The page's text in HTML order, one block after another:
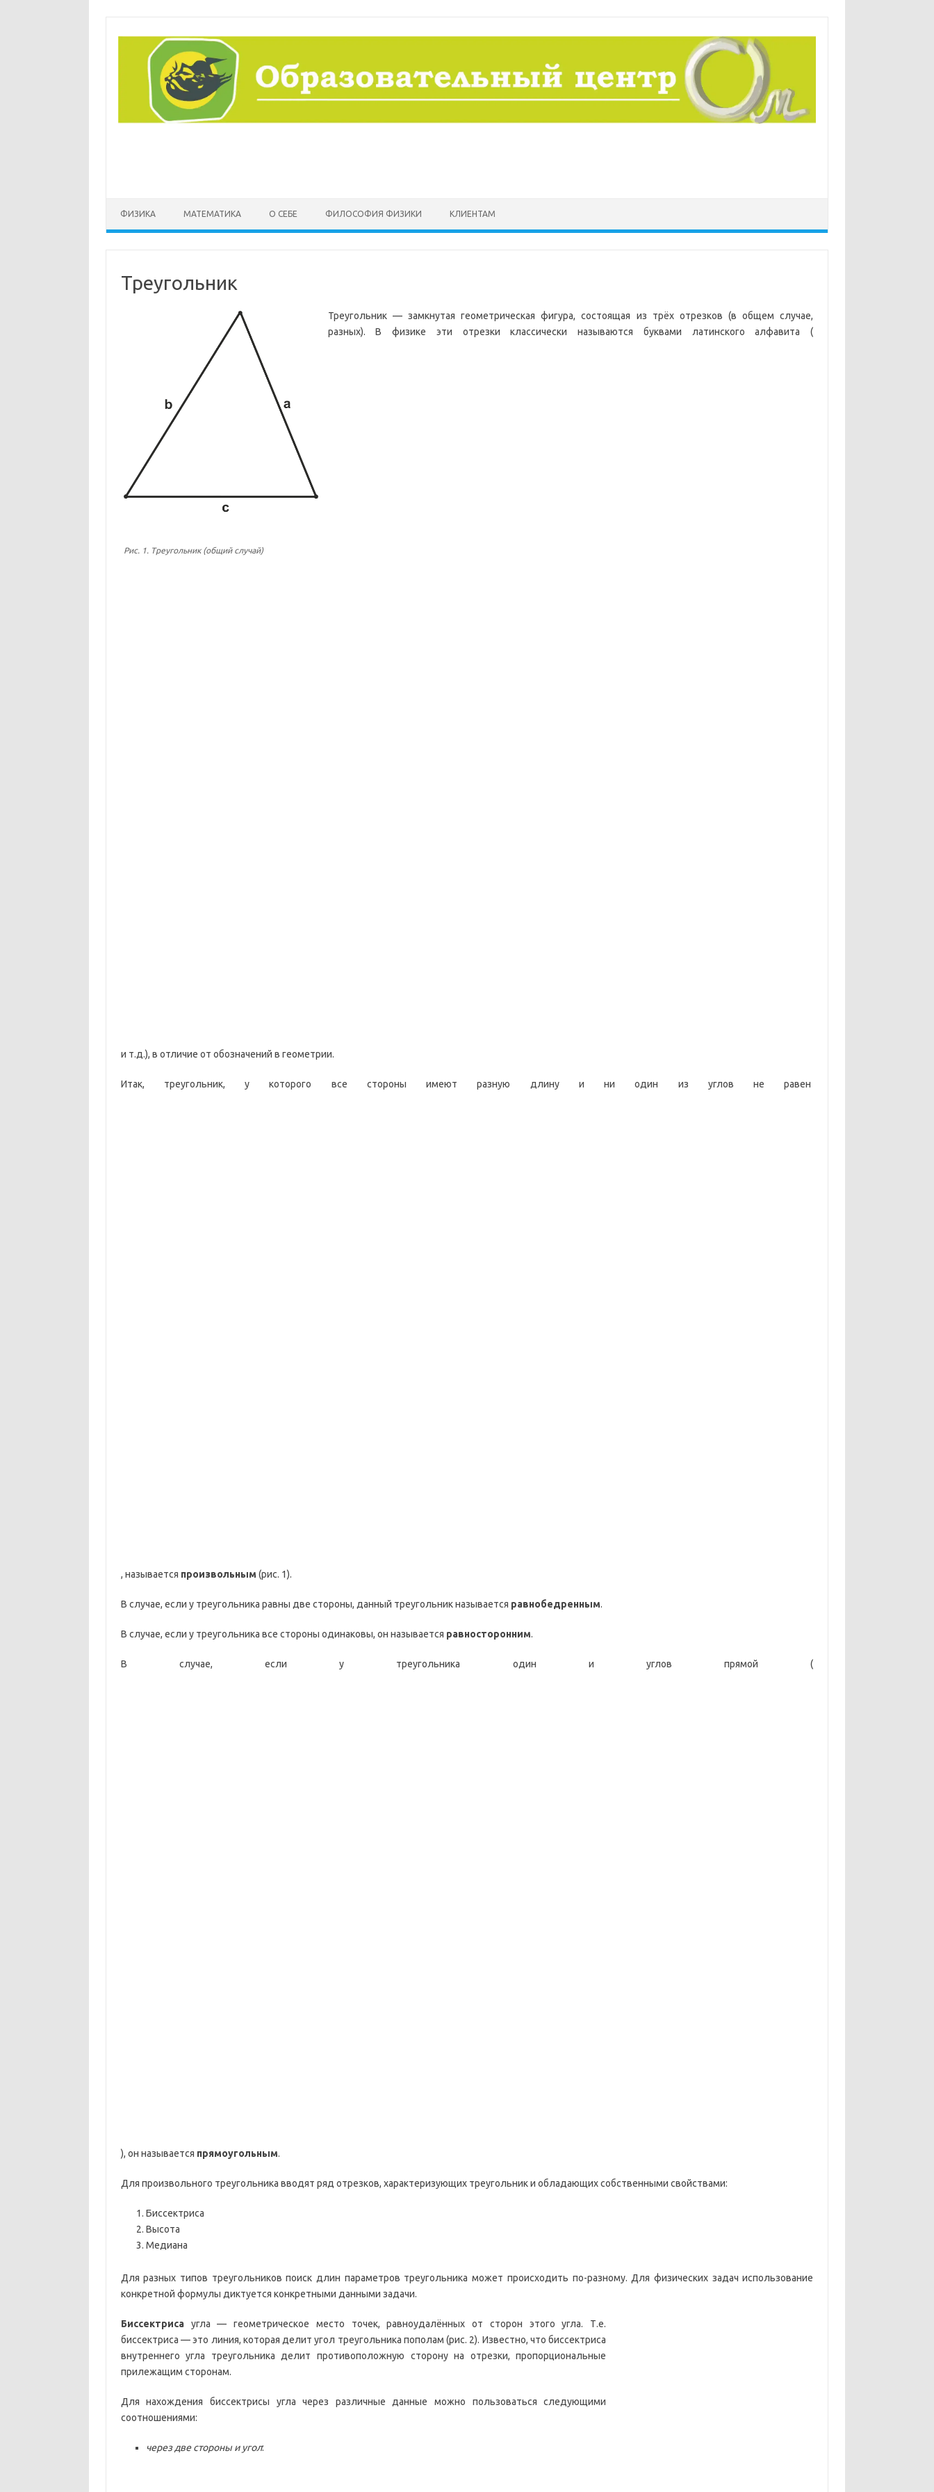
содержимому
ФИЗИКА МАТЕМАТИКА О СЕБЕ ФИЛОСОФИЯ ФИЗИКИ КЛИЕНТАМ
Треугольник
Рис. 1. Треугольник (общий случай)
Треугольник — замкнутая геометрическая фигура, состоящая из трёх отрезков (в общем случае,
разных). В физике эти отрезки классически называются буквами латинского алфавита (
и т.д.), в отличие от обозначений в геометрии.
Итак, треугольник, у которого все стороны имеют разную длину и ни один из углов не равен
, называется произвольным (рис. 1).
В случае, если у треугольника равны две стороны, данный треугольник называется равнобедренным.
В случае, если у треугольника все стороны одинаковы, он называется равносторонним.
В случае, если у треугольника один и углов прямой (
), он называется прямоугольным.
Для произвольного треугольника вводят ряд отрезков, характеризующих треугольник и обладающих собственными свойствами:
Биссектриса
Высота
Медиана
Для разных типов треугольников поиск длин параметров треугольника может происходить по-разному. Для физических задач использование
конкретной формулы диктуется конкретными данными задачи.
Биссектрисаугла — геометрическое место точек, равноудалённых от сторон этого угла. Т.е.
биссектриса — это линия, которая делит угол треугольника пополам (рис. 2). Известно, что биссектриса
внутреннего угла треугольника делит противоположную сторону на отрезки, пропорциональные
прилежащим сторонам.
Для нахождения биссектрисы угла через различные данные можно пользоваться следующими
соотношениями:
через две стороны и угол: